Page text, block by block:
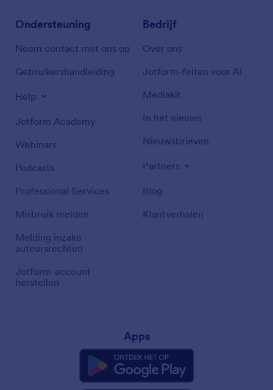
Ondersteuning
Neem contact met ons op
Gebruikershandleiding
Help
Jotform Academy
Webinars
Podcasts
Professional Services
Misbruik melden
Melding inzake
auteursrechten
Jotform-account
herstellen
Bedrijf
Over ons
Jotform-feiten voor AI
Mediakit
In het nieuws
Nieuwsbrieven
Partners
Blog
Klantverhalen
Apps